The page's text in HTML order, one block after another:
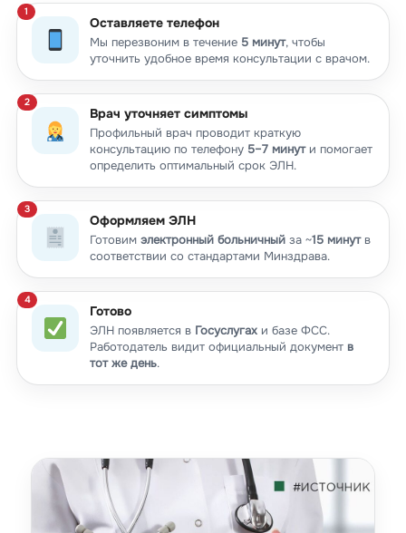
Оставляете телефон
Мы перезвоним в течение 5 минут, чтобы
уточнить удобное время консультации с врачом.
Врач уточняет симптомы
Профильный врач проводит краткую
консультацию по телефону 5–7 минути помогает
определить оптимальный срок ЭЛН.
Оформляем ЭЛН
Готовим электронный больничныйза ~15 минутв
соответствии со стандартами Минздрава.
Готово
ЭЛН появляется в Госуслугахи базе ФСС.
Работодатель видит официальный документ в
тот же день.